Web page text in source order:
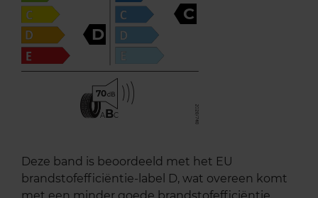
D
C
70
ABC
Deze band is beoordeeld met het EU
brandstofefficiëntie-label D, wat overeen komt